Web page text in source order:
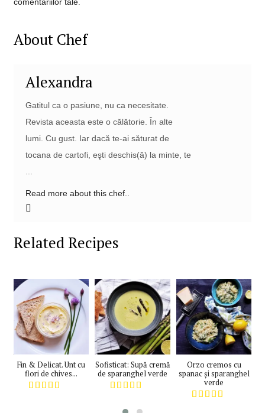
About Chef
Alexandra
Gatitul ca o pasiune, nu ca necesitate.
Revista aceasta este o călătorie. În alte
lumi. Cu gust. Iar dacă te-ai săturat de
tocana de cartofi, eşti deschis(ă) la minte, te
Read more about this chef..
Related Recipes
Fin & Delicat. Unt cu
flori de chives...
Sofisticat: Supă cremă
de sparanghel verde
Orzo cremos cu
spanac și sparanghel
verde